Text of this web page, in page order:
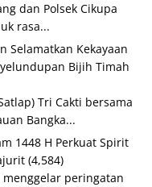
dan Polsek Cikupa
rasa...
Selamatkan Kekayaan
Bijih Timah
Tri Cakti bersama
Bangka...
1448 H Perkuat Spirit
(4,584)
menggelar peringatan